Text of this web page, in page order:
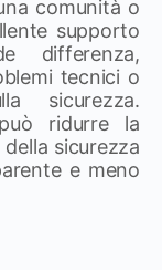
comunità o
supporto
differenza,
tecnici o
sicurezza.
ridurre la
sicurezza
e meno